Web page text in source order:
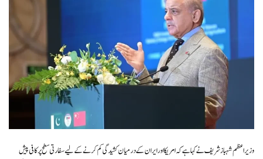
وزیراعظم شہباز شریف نے کہا ہے کہ امریکا اور ایران کے درمیان کشیدگی کم کرنے کے لیے سفارتی سطح پر کافی پیش